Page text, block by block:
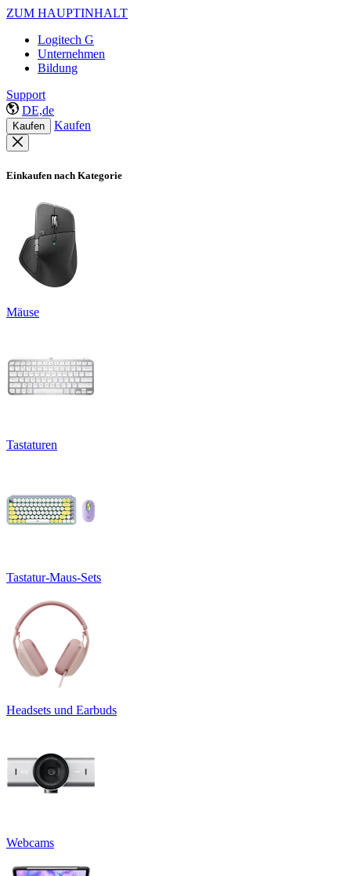
ZUM HAUPTINHALT
Logitech G
Unternehmen
Bildung
Support
DE,de
Kaufen Kaufen
Einkaufen nach Kategorie
Mäuse
Tastaturen
Tastatur-Maus-Sets
Headsets und Earbuds
Webcams